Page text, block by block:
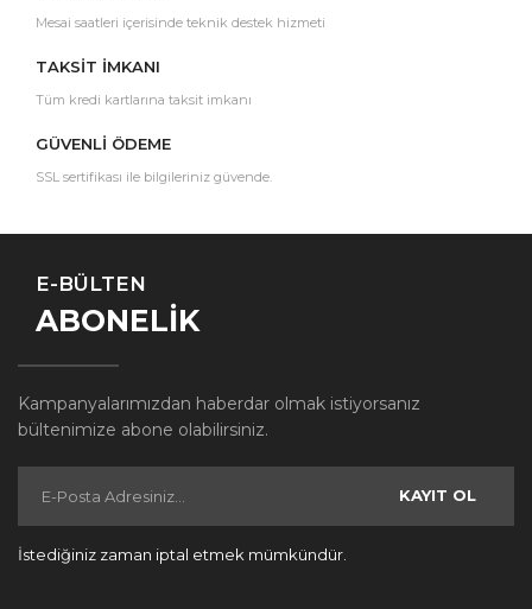
Mesai saatleri içerisinde teknik destek hizmeti
TAKSİT İMKANI
Tüm kredi kartlarına taksit imkanı
GÜVENLİ ÖDEME
SSL sertifikası ile bilgileriniz güvende.
E-BÜLTEN
ABONELİK
Kampanyalarımızdan haberdar olmak istiyorsanız
bültenimize abone olabilirsiniz.
KAYIT OL
İstediğiniz zaman iptal etmek mümkündür.